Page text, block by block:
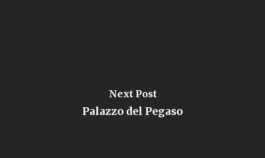
Next Post
Palazzo del Pegaso